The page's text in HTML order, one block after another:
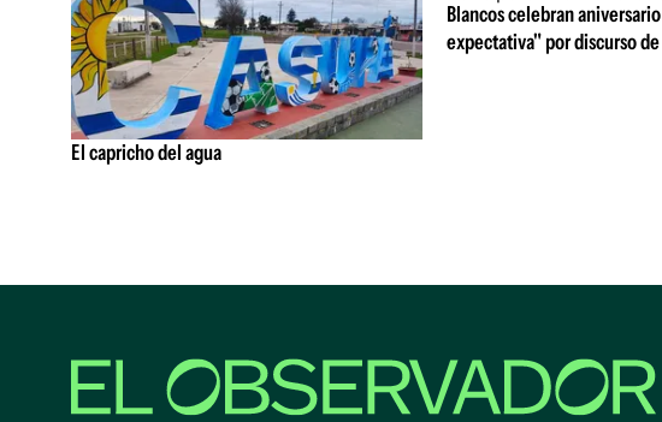
El capricho del agua
Blancos celebran
expectativa" por discurso de